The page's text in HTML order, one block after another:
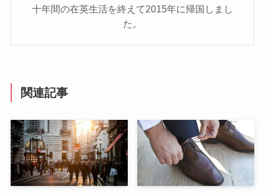
十年間の在英生活を終えて2015年に帰国しまし
た。
関連記事